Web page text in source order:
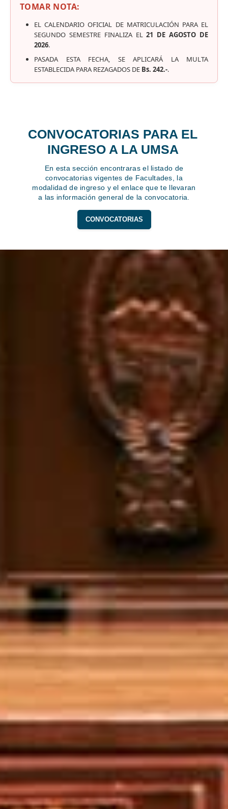
TOMAR NOTA:
EL CALENDARIO OFICIAL DE MATRICULACIÓN PARA EL
SEGUNDO SEMESTRE FINALIZA EL21 DE AGOSTO DE
2026.
PASADA ESTA FECHA, SE APLICARÁ LA MULTA
ESTABLECIDA PARA REZAGADOS DE Bs. 242.-.
CONVOCATORIAS PARA EL
INGRESO A LA UMSA
En esta sección encontraras el listado de
convocatorias vigentes de Facultades, la
modalidad de ingreso y el enlace que te llevaran
a las información general de la convocatoria.
CONVOCATORIAS